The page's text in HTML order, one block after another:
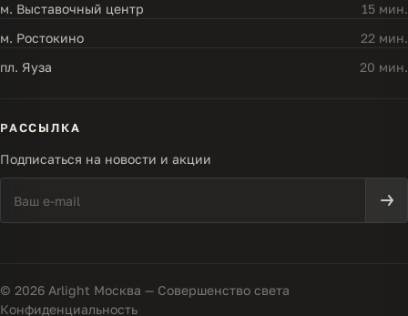
м. Выставочный центр
15 мин.
м. Ростокино
22 мин.
пл. Яуза
20 мин.
РАССЫЛКА
Подписаться на новости и акции
© 2026 Arlight Москва — Совершенство света
Конфиденциальность